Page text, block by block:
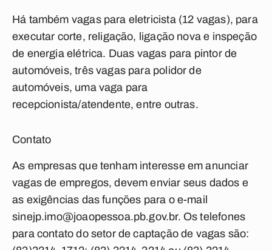
Há também vagas para eletricista (12 vagas), para
executar corte, religação, ligação nova e inspeção
de energia elétrica. Duas vagas para pintor de
automóveis, três vagas para polidor de
automóveis, uma vaga para
recepcionista/atendente, entre outras.
Contato
As empresas que tenham interesse em anunciar
vagas de empregos, devem enviar seus dados e
as exigências das funções para o e-mail
sinejp.imo@joaopessoa.pb.gov.br. Os telefones
para contato do setor de captação de vagas são: